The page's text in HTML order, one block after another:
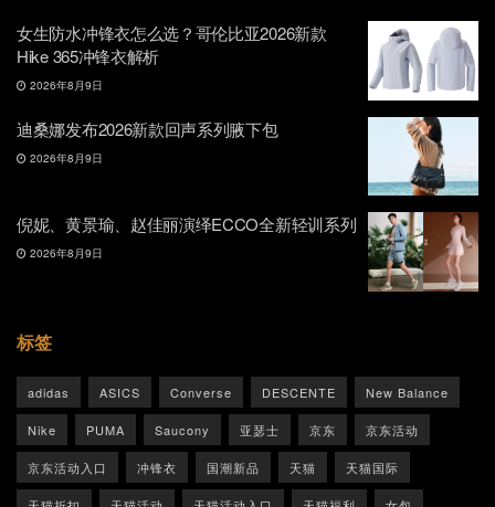
女生防水冲锋衣怎么选？哥伦比亚2026新款
Hike 365冲锋衣解析
2026年8月9日
迪桑娜发布2026新款回声系列腋下包
2026年8月9日
倪妮、黄景瑜、赵佳丽演绎ECCO全新轻训系列
2026年8月9日
标签
adidas ASICS Converse DESCENTE New Balance
Nike PUMA Saucony 亚瑟士 京东 京东活动
京东活动入口 冲锋衣 国潮新品 天猫 天猫国际